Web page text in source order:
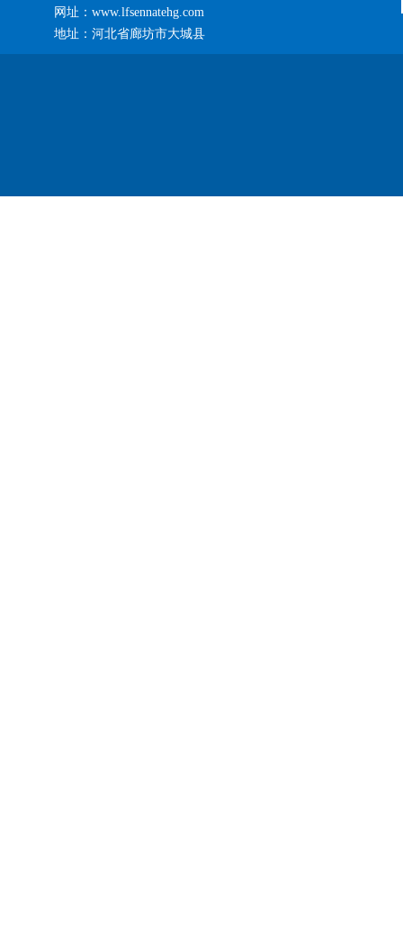
网址：www.lfsennatehg.com
地址：河北省廊坊市大城县